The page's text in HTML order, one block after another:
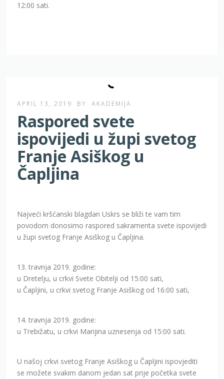
12:00 sati.
APRIL 13, 2019 BY AKADEMIJA
Raspored svete
ispovijedi u župi svetog
Franje Asiškog u
Čapljina
Najveći kršćanski blagdan Uskrs se bliži te vam tim
povodom donosimo raspored sakramenta svete ispovijedi
u župi svetog Franje Asiškog u Čapljina.
13. travnja 2019. godine:
u Dretelju, u crkvi Svete Obitelji od 15:00 sati,
u Čapljini, u crkvi svetog Franje Asiškog od 16:00 sati,
14. travnja 2019. godine:
u Trebižatu, u crkvi Marijina uznesenja od 15:00 sati.
U našoj crkvi svetog Franje Asiškog u Čapljini ispovjediti
se možete svakim danom jedan sat prije početka svete